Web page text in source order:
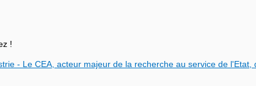
!
- Le CEA, acteur majeur de la recherche au service de